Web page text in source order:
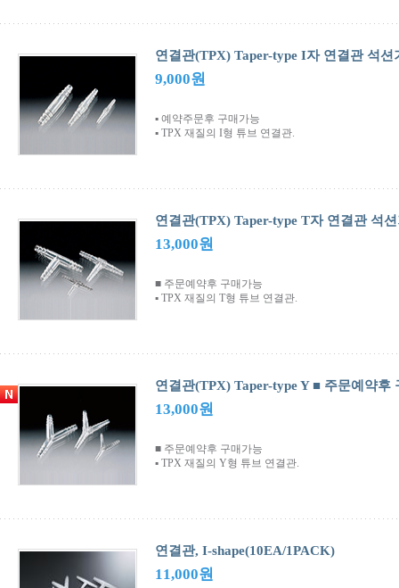
연결관(TPX) Taper-type I자 연결관 석
9,000원
▪ 예약주문후 구매가능
▪ TPX 재질의 I형 튜브 연결관.
연결관(TPX) Taper-type T자 연결관 석
13,000원
■ 주문예약후 구매가능
▪ TPX 재질의 T형 튜브 연결관.
연결관(TPX) Taper-type Y ■ 주문예약후
13,000원
■ 주문예약후 구매가능
▪ TPX 재질의 Y형 튜브 연결관.
연결관, I-shape(10EA/1PACK)
11,000원